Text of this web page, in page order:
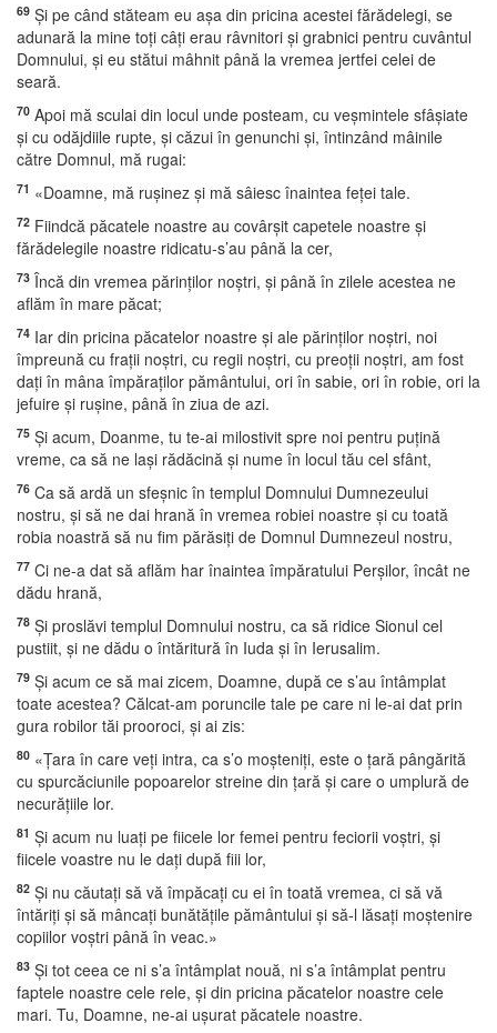
69 Şi pe când stăteam eu aşa din pricina acestei fărădelegi, se
adunară la mine toţi câţi erau râvnitori şi grabnici pentru cuvântul
Domnului, şi eu stătui mâhnit până la vremea jertfei celei de
seară.
70 Apoi mă sculai din locul unde posteam, cu veşmintele sfâşiate
şi cu odăjdiile rupte, şi căzui în genunchi şi, întinzând mâinile
către Domnul, mă rugai:
71 «Doamne, mă ruşinez şi mă sâiesc înaintea feţei tale.
72 Fiindcă păcatele noastre au covârşit capetele noastre şi
fărădelegile noastre ridicatu-s’au până la cer,
73 Încă din vremea părinţilor noştri, şi până în zilele acestea ne
aflăm în mare păcat;
74 Iar din pricina păcatelor noastre şi ale părinţilor noştri, noi
împreună cu fraţii noştri, cu regii noştri, cu preoţii noştri, am fost
daţi în mâna împăraţilor pământului, ori în sabie, ori în robie, ori la
jefuire şi ruşine, până în ziua de azi.
75 Şi acum, Doanme, tu te-ai milostivit spre noi pentru puţină
vreme, ca să ne laşi rădăcină şi nume în locul tău cel sfânt,
76 Ca să ardă un sfeşnic în templul Domnului Dumnezeului
nostru, şi să ne dai hrană în vremea robiei noastre şi cu toată
robia noastră să nu fim părăsiţi de Domnul Dumnezeul nostru,
77 Ci ne-a dat să aflăm har înaintea împăratului Perşilor, încât ne
dădu hrană,
78 Şi proslăvi templul Domnului nostru, ca să ridice Sionul cel
pustiit, şi ne dădu o întăritură în Iuda şi în Ierusalim.
79 Şi acum ce să mai zicem, Doamne, după ce s’au întâmplat
toate acestea? Călcat-am poruncile tale pe care ni le-ai dat prin
gura robilor tăi prooroci, şi ai zis:
80 «Ţara în care veţi intra, ca s’o moşteniţi, este o ţară pângărită
cu spurcăciunile popoarelor streine din ţară şi care o umplură de
necurăţiile lor.
81 Şi acum nu luaţi pe fiicele lor femei pentru feciorii voştri, şi
fiicele voastre nu le daţi după fiii lor,
82 Şi nu căutaţi să vă împăcaţi cu ei în toată vremea, ci să vă
întăriţi şi să mâncaţi bunătăţile pământului şi să-l lăsaţi moştenire
copiilor voştri până în veac.»
83 Şi tot ceea ce ni s’a întâmplat nouă, ni s’a întâmplat pentru
faptele noastre cele rele, şi din pricina păcatelor noastre cele
mari. Tu, Doamne, ne-ai uşurat păcatele noastre.